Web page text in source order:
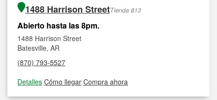
1488 Harrison StreetTienda 813
Abierto hasta las 8pm.
1488 Harrison Street
Batesville, AR
(870) 793-5527
Detalles|Cómo llegar|Compra ahora